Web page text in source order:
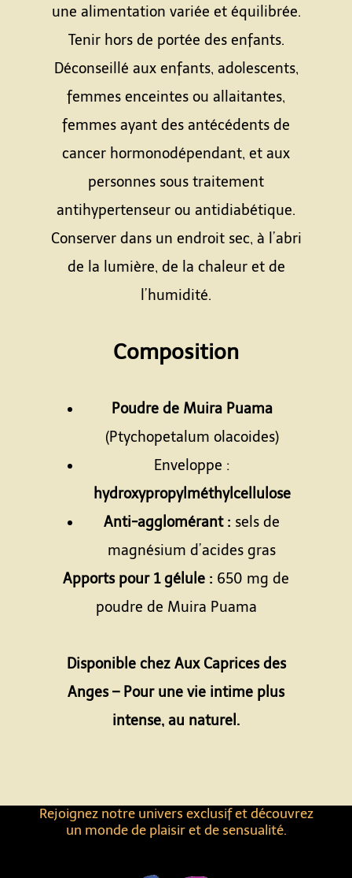
Rejoignez notre univers exclusif et découvrez
un monde de plaisir et de sensualité.
une alimentation variée et équilibrée.
Tenir hors de portée des enfants.
Déconseillé aux enfants, adolescents,
femmes enceintes ou allaitantes,
femmes ayant des antécédents de
cancer hormonodépendant, et aux
personnes sous traitement
antihypertenseur ou antidiabétique.
Conserver dans un endroit sec, à l’abri
de la lumière, de la chaleur et de
l’humidité.
Composition
Poudre de Muira Puama
(Ptychopetalum olacoides)
Enveloppe :
hydroxypropylméthylcellulose
Anti-agglomérant : sels de
magnésium d’acides gras
Apports pour 1 gélule : 650 mg de
poudre de Muira Puama
Disponible chez Aux Caprices des
Anges – Pour une vie intime plus
intense, au naturel.